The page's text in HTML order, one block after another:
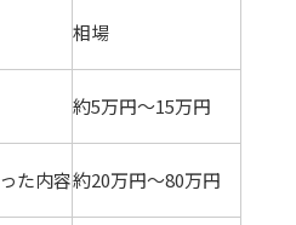
相場
約5万円～15万円
た内容約20万円～80万円